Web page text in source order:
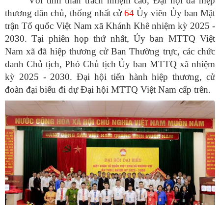
thương dân chủ, thống nhất cử64Ủy viên Ủy ban Mặt
trận Tổ quốc Việt Nam xã Khánh Khê nhiệm kỳ 2025 -
2030. Tại phiên họp thứ nhất, Ủy ban MTTQ Việt
Nam xã đã hiệp thương cử Ban Thường trực, các chức
danh Chủ tịch, Phó Chủ tịch Ủy ban MTTQ xã nhiệm
kỳ 2025 - 2030. Đại hội tiến hành hiệp thương, cử
đoàn đại biểu đi dự Đại hội MTTQ Việt Nam cấp trên.